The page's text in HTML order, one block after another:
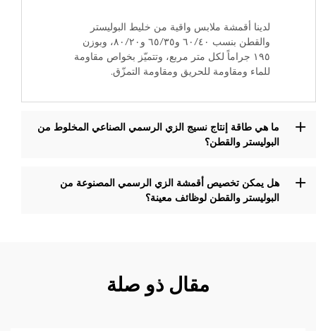
لدينا أقمشة ملابس واقية من خليط البوليستر
والقطن بنسب ٦٠/٤٠ و٦٥/٣٥ و٨٠/٢٠، وبوزن
١٩٥ جراماً لكل متر مربع، وتتميّز بخواص مقاومة
للماء ومقاومة للحريق ومقاومة التمزّق.
ما هي طاقة إنتاج نسيج الزي الرسمي الصناعي المخلوط من
البوليستر والقطن؟
هل يمكن تخصيص أقمشة الزي الرسمي المصنوعة من
البوليستر والقطن لوظائف معينة؟
مقال ذو صلة